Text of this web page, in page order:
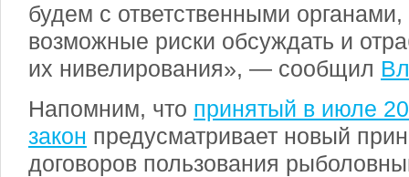
будем с ответственными
возможные риски обсуждать и
их нивелирования», — сообщил
Напомним, что принятый в июле
закон предусматривает новый
договоров пользования